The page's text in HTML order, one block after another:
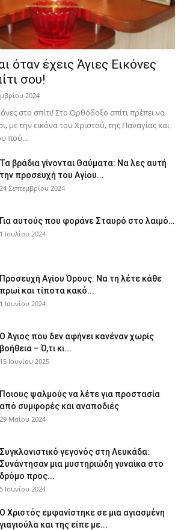
όταν έχεις Άγιες Εικόνες
σου!
2024
στο σπίτι! Στο Ορθόδοξο σπίτι πρέπει να
με την εικόνα του Χριστού, της Παν­αγίας και
πού...
Τα βράδια γίνονται Θαύματα: Να λες αυτή
την προσευχή του Αγίου...
24 Σεπτεμβρίου 2024
Για αυτούς που φοράνε Σταυρό στο λαιμό…
1 Ιουλίου 2024
Προσευχή Αγίου Όρους: Να τη λέτε κάθε
πρωί και τίποτα κακό...
1 Ιουνίου 2024
Ο Άγιος που δεν αφήνει κανέναν χωρίς
βοήθεια – Ό,τι κι...
15 Ιουνίου 2025
Ποιους ψαλμούς να λέτε για προστασία
από συμφορές και αναποδιές
29 Μαΐου 2024
Συγκλονιστικό γεγονός στη Λευκάδα:
Συνάντησαν μια μυστηριώδη γυναίκα στο
δρόμο προς...
5 Ιουνίου 2024
Ο Χριστός εμφανίστηκε σε μια αγιασμένη
γιαγιούλα και της είπε με...